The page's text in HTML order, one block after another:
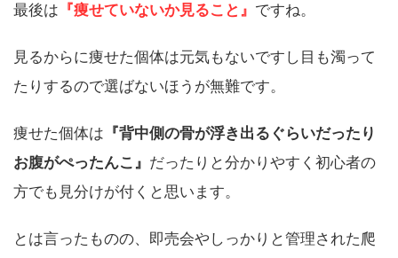
最後は 『痩せていないか見ること』 ですね。
見るからに痩せた個体は元気もないですし目も濁って
たりするので選ばないほうが無難です。
痩せた個体は 『背中側の骨が浮き出るぐらいだったり
お腹がぺったんこ』 だったりと分かりやすく初心者の
方でも見分けが付くと思います。
とは言ったものの、即売会やしっかりと管理された爬